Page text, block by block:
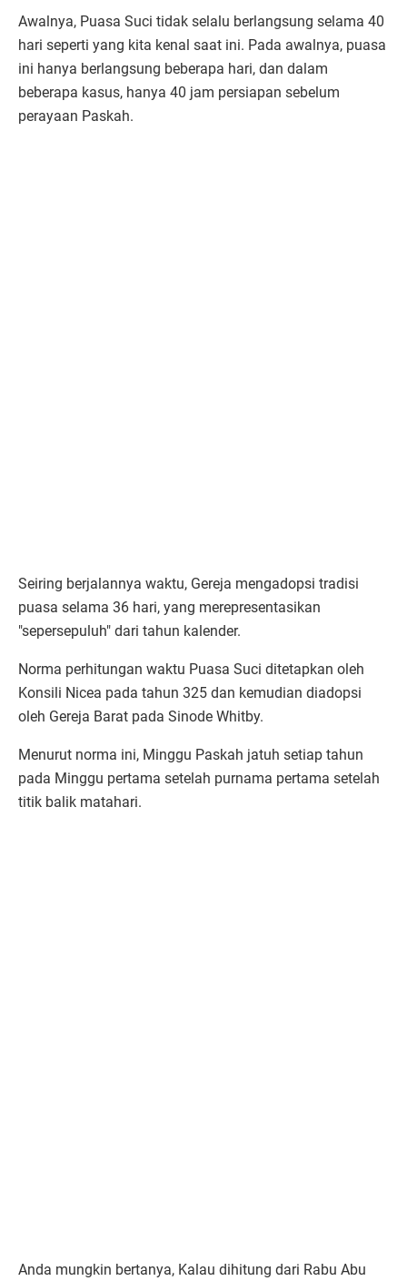
Awalnya, Puasa Suci tidak selalu berlangsung selama 40
hari seperti yang kita kenal saat ini. Pada awalnya, puasa
ini hanya berlangsung beberapa hari, dan dalam
beberapa kasus, hanya 40 jam persiapan sebelum
perayaan Paskah.
Seiring berjalannya waktu, Gereja mengadopsi tradisi
puasa selama 36 hari, yang merepresentasikan
"sepersepuluh" dari tahun kalender.
Norma perhitungan waktu Puasa Suci ditetapkan oleh
Konsili Nicea pada tahun 325 dan kemudian diadopsi
oleh Gereja Barat pada Sinode Whitby.
Menurut norma ini, Minggu Paskah jatuh setiap tahun
pada Minggu pertama setelah purnama pertama setelah
titik balik matahari.
Anda mungkin bertanya, Kalau dihitung dari Rabu Abu